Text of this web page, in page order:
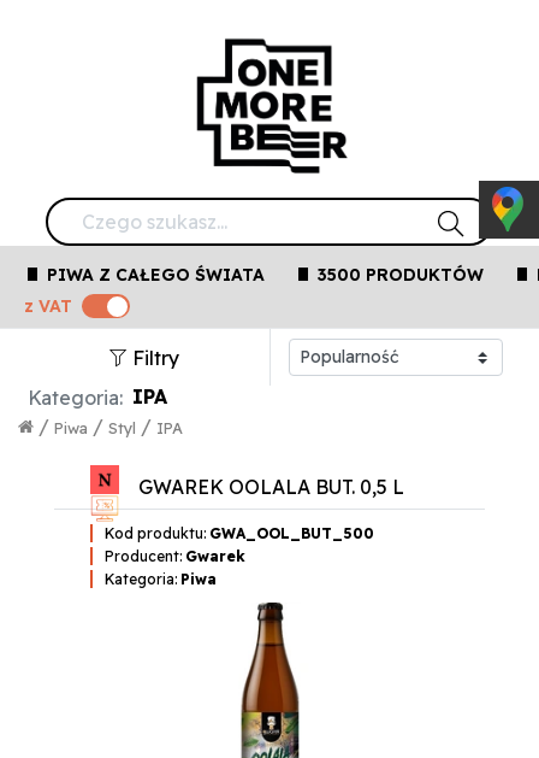
PIWA Z CAŁEGO ŚWIATA 3500 PRODUKTÓW
z VAT
Filtry
Kategoria: IPA
IPA
/
Styl
/
Piwa
/
GWAREK OOLALA BUT. 0,5 L
Kod produktu: GWA_OOL_BUT_500
Producent: Gwarek
Kategoria: Piwa